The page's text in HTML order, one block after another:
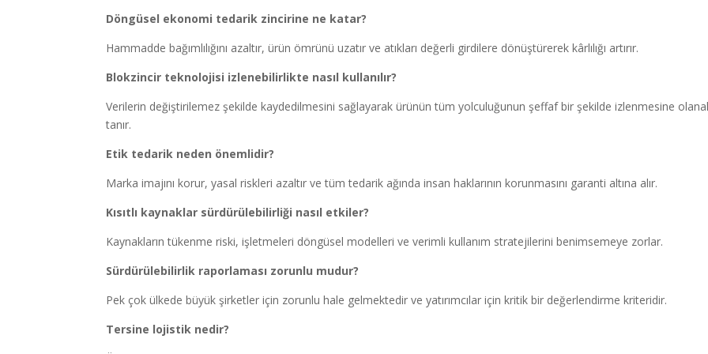
Döngüsel ekonomi tedarik zincirine ne katar?
Hammadde bağımlılığını azaltır, ürün ömrünü uzatır ve atıkları değerli girdilere dönüştürerek kârlılığı artırır.
Blokzincir teknolojisi izlenebilirlikte nasıl kullanılır?
Verilerin değiştirilemez şekilde kaydedilmesini sağlayarak ürünün tüm yolculuğunun şeffaf bir şekilde izlenmesine
tanır.
Etik tedarik neden önemlidir?
Marka imajını korur, yasal riskleri azaltır ve tüm tedarik ağında insan haklarının korunmasını garanti altına alır.
Kısıtlı kaynaklar sürdürülebilirliği nasıl etkiler?
Kaynakların tükenme riski, işletmeleri döngüsel modelleri ve verimli kullanım stratejilerini benimsemeye zorlar.
Sürdürülebilirlik raporlaması zorunlu mudur?
Pek çok ülkede büyük şirketler için zorunlu hale gelmektedir ve yatırımcılar için kritik bir değerlendirme kriteridir.
Tersine lojistik nedir?